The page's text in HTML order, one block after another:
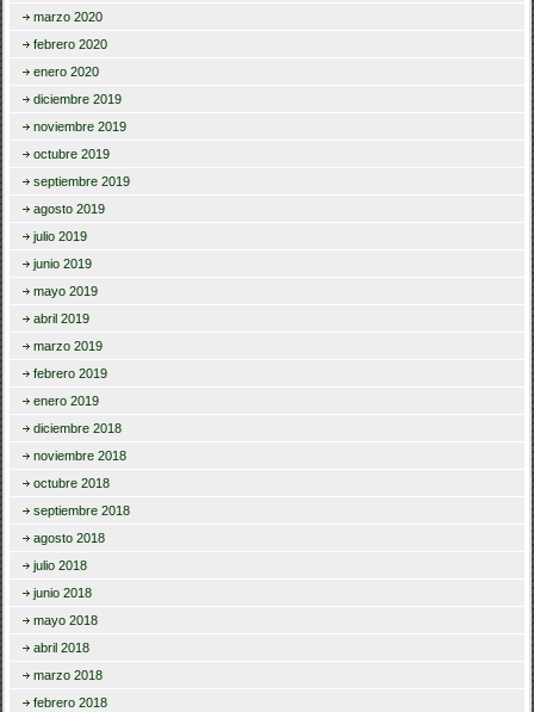
marzo 2020
febrero 2020
enero 2020
diciembre 2019
noviembre 2019
octubre 2019
septiembre 2019
agosto 2019
julio 2019
junio 2019
mayo 2019
abril 2019
marzo 2019
febrero 2019
enero 2019
diciembre 2018
noviembre 2018
octubre 2018
septiembre 2018
agosto 2018
julio 2018
junio 2018
mayo 2018
abril 2018
marzo 2018
febrero 2018